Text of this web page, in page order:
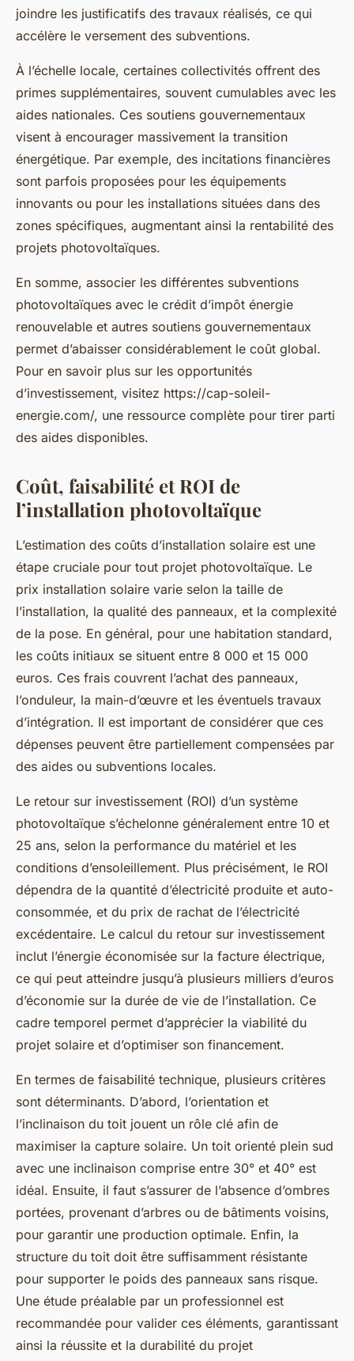
joindre les justificatifs des travaux réalisés, ce qui
accélère le versement des subventions.
À l’échelle locale, certaines collectivités offrent des
primes supplémentaires, souvent cumulables avec les
aides nationales. Ces soutiens gouvernementaux
visent à encourager massivement la transition
énergétique. Par exemple, des incitations financières
sont parfois proposées pour les équipements
innovants ou pour les installations situées dans des
zones spécifiques, augmentant ainsi la rentabilité des
projets photovoltaïques.
En somme, associer les différentes subventions
photovoltaïques avec le crédit d’impôt énergie
renouvelable et autres soutiens gouvernementaux
permet d’abaisser considérablement le coût global.
Pour en savoir plus sur les opportunités
d’investissement, visitez https://cap-soleil-
energie.com/, une ressource complète pour tirer parti
des aides disponibles.
Coût, faisabilité et ROI de
l’installation photovoltaïque
L’estimation des coûts d’installation solaire est une
étape cruciale pour tout projet photovoltaïque. Le
prix installation solaire varie selon la taille de
l’installation, la qualité des panneaux, et la complexité
de la pose. En général, pour une habitation standard,
les coûts initiaux se situent entre 8 000 et 15 000
euros. Ces frais couvrent l’achat des panneaux,
l’onduleur, la main-d’œuvre et les éventuels travaux
d’intégration. Il est important de considérer que ces
dépenses peuvent être partiellement compensées par
des aides ou subventions locales.
Le retour sur investissement (ROI) d’un système
photovoltaïque s’échelonne généralement entre 10 et
25 ans, selon la performance du matériel et les
conditions d’ensoleillement. Plus précisément, le ROI
dépendra de la quantité d’électricité produite et auto-
consommée, et du prix de rachat de l’électricité
excédentaire. Le calcul du retour sur investissement
inclut l’énergie économisée sur la facture électrique,
ce qui peut atteindre jusqu’à plusieurs milliers d’euros
d’économie sur la durée de vie de l’installation. Ce
cadre temporel permet d’apprécier la viabilité du
projet solaire et d’optimiser son financement.
En termes de faisabilité technique, plusieurs critères
sont déterminants. D’abord, l’orientation et
l’inclinaison du toit jouent un rôle clé afin de
maximiser la capture solaire. Un toit orienté plein sud
avec une inclinaison comprise entre 30° et 40° est
idéal. Ensuite, il faut s’assurer de l’absence d’ombres
portées, provenant d’arbres ou de bâtiments voisins,
pour garantir une production optimale. Enfin, la
structure du toit doit être suffisamment résistante
pour supporter le poids des panneaux sans risque.
Une étude préalable par un professionnel est
recommandée pour valider ces éléments, garantissant
ainsi la réussite et la durabilité du projet